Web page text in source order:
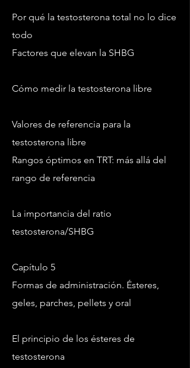
Por qué la testosterona total no lo dice
todo
Factores que elevan la SHBG
Cómo medir la testosterona libre
Valores de referencia para la
testosterona libre
Rangos óptimos en TRT: más allá del
rango de referencia
La importancia del ratio
testosterona/SHBG
Capítulo 5
Formas de administración. Ésteres,
geles, parches, pellets y oral
El principio de los ésteres de
testosterona